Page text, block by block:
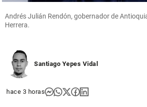
Andrés Julián Rendón, gobernador de
Herrera.
Santiago Yepes Vidal
hace 3 horas